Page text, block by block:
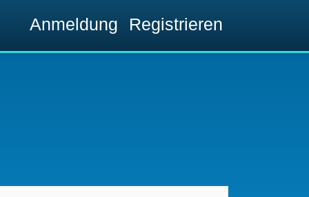
Anmeldung Registrieren